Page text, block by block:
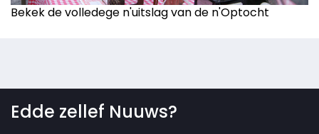
Bekek de volledege n'uitslag van de n'Optocht
Edde zellef Nuuws?